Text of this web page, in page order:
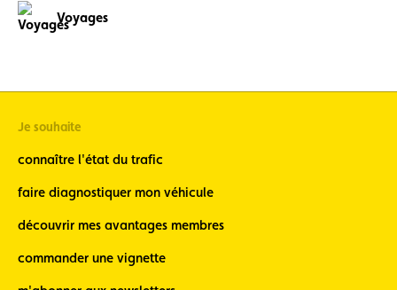
Voyages
Je souhaite
connaître l'état du trafic
faire diagnostiquer mon véhicule
découvrir mes avantages membres
commander une vignette